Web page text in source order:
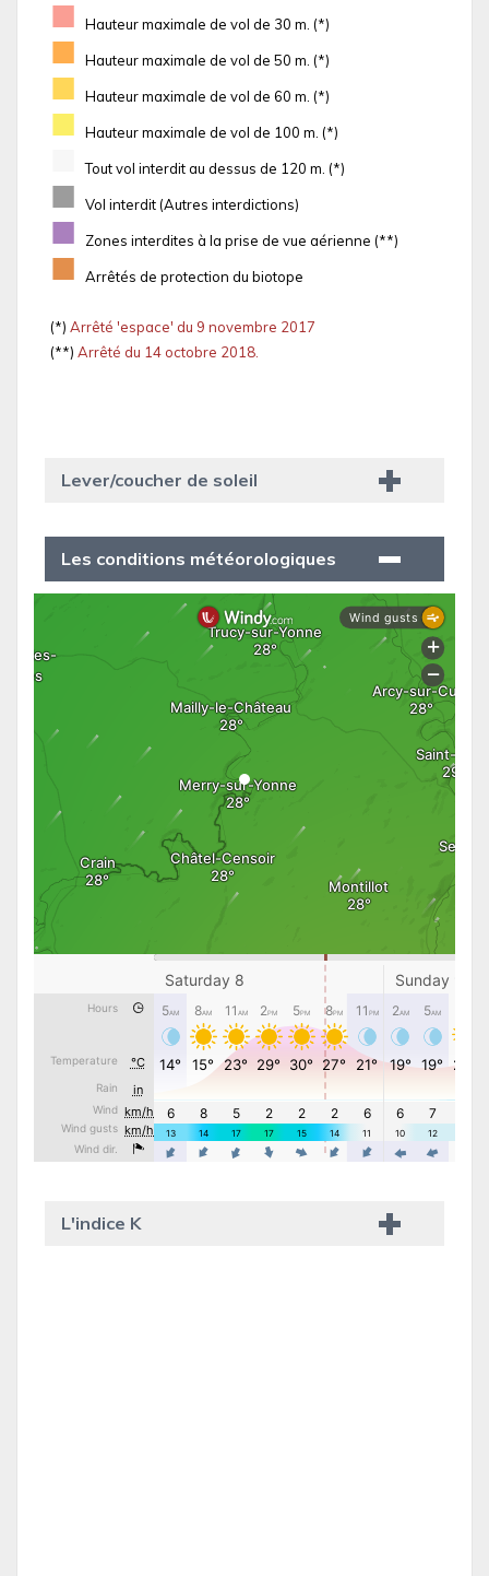
■ Hauteur maximale de vol de 30 m. (*)
■ Hauteur maximale de vol de 50 m. (*)
■ Hauteur maximale de vol de 60 m. (*)
■ Hauteur maximale de vol de 100 m. (*)
Tout vol interdit au dessus de 120 m. (*)
■ Vol interdit (Autres interdictions)
■ Zones interdites à la prise de vue aérienne (**)
■ Arrêtés de protection du biotope
(*) Arrêté 'espace' du 9 novembre 2017
(**) Arrêté du 14 octobre 2018.
Lever/coucher de soleil
Les conditions météorologiques
L'indice K